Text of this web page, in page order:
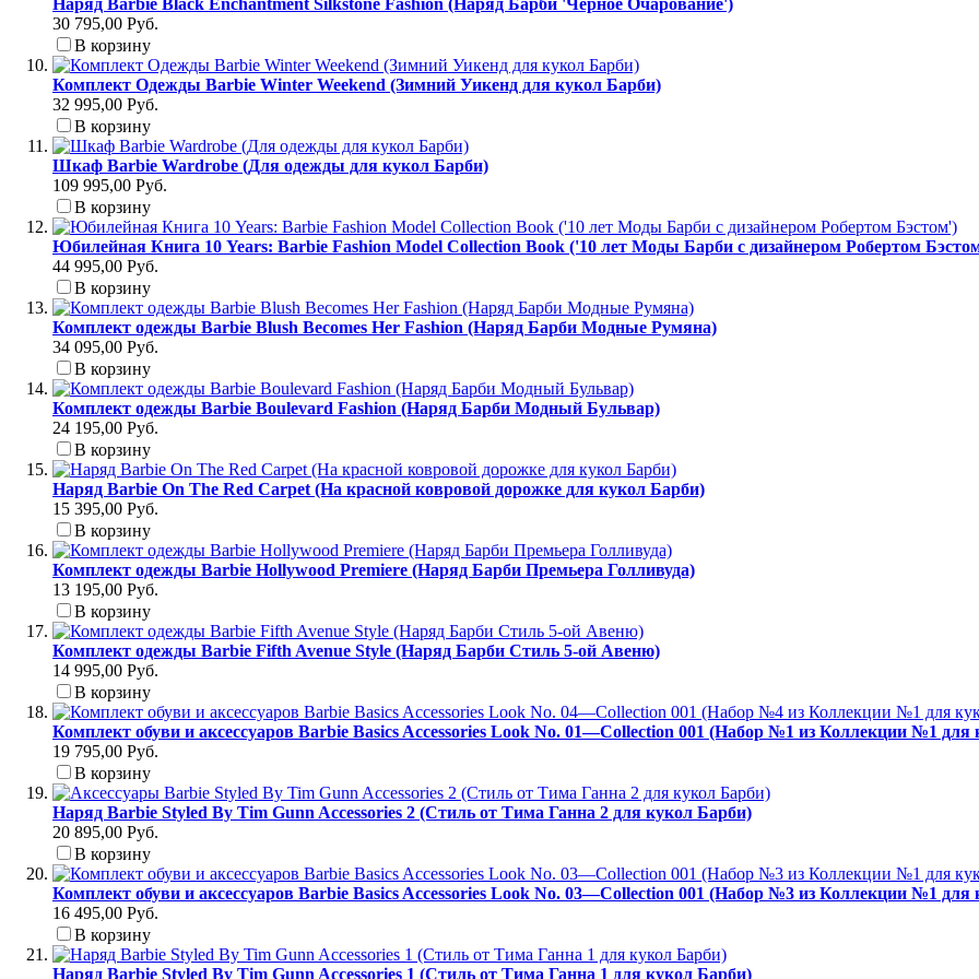
Наряд Barbie Black Enchantment Silkstone Fashion (Наряд Барби 'Черное Очарование')
30 795,00 Руб.
В корзину
Комплект Одежды Barbie Winter Weekend (Зимний Уикенд для кукол Барби)
32 995,00 Руб.
В корзину
Шкаф Barbie Wardrobe (Для одежды для кукол Барби)
109 995,00 Руб.
В корзину
Юбилейная Книга 10 Years: Barbie Fashion Model Collection Book ('10 лет Моды Барби с дизайнером Робертом
44 995,00 Руб.
В корзину
Комплект одежды Barbie Blush Becomes Her Fashion (Наряд Барби Модные Румяна)
34 095,00 Руб.
В корзину
Комплект одежды Barbie Boulevard Fashion (Наряд Барби Модный Бульвар)
24 195,00 Руб.
В корзину
Наряд Barbie On The Red Carpet (На красной ковровой дорожке для кукол Барби)
15 395,00 Руб.
В корзину
Комплект одежды Barbie Hollywood Premiere (Наряд Барби Премьера Голливуда)
13 195,00 Руб.
В корзину
Комплект одежды Barbie Fifth Avenue Style (Наряд Барби Стиль 5-ой Авеню)
14 995,00 Руб.
В корзину
Комплект обуви и аксессуаров Barbie Basics Accessories Look No. 01—Collection 001 (Набор №1 из Коллекции №1 для
19 795,00 Руб.
В корзину
Наряд Barbie Styled By Tim Gunn Accessories 2 (Стиль от Тима Ганна 2 для кукол Барби)
20 895,00 Руб.
В корзину
Комплект обуви и аксессуаров Barbie Basics Accessories Look No. 03—Collection 001 (Набор №3 из Коллекции №1 для
16 495,00 Руб.
В корзину
Наряд Barbie Styled By Tim Gunn Accessories 1 (Стиль от Тима Ганна 1 для кукол Барби)